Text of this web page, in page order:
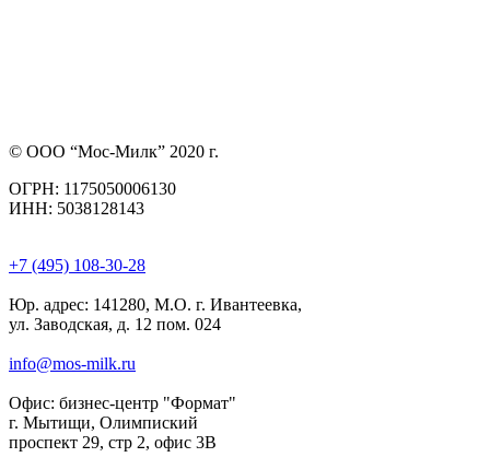
© ООО “Мос-Милк” 2020 г.
ОГРН: 1175050006130
ИНН: 5038128143
+7 (495) 108-30-28
Юр. адрес: 141280, М.О. г. Ивантеевка,
ул. Заводская, д. 12 пом. 024
info@mos-milk.ru
Офис: бизнес-центр "Формат"
г. Мытищи, Олимпиский
проспект 29, стр 2, офис 3B